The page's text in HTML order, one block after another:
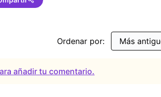
Ordenar por:
añadir tu comentario.